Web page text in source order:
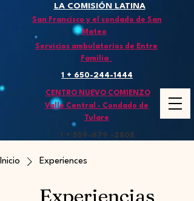
CENTRO NUEVO COMIENZO
LA COMISIÓN LATINA
San Francisco y el condado de San
Mateo
Servicios ambulatorios de Entre
Familia
Valle Central - Condado de
Tulare
1 + 650-244-1444
1 + 559-679 -2808
Inicio Experiences
Experiencias